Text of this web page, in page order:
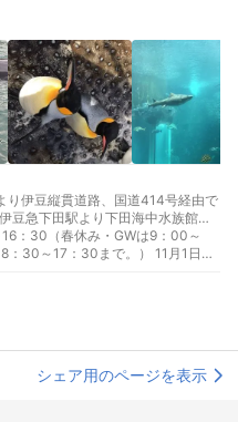
り伊豆縦貫道路、国道414号経由で
豆急下田駅より下田海中水族館行
徒歩1分。
：30（春休み・GWは9：00～
30～17：30まで。） 11月1日～
社会情勢により営業日・営業時間
シェア用のページを表示